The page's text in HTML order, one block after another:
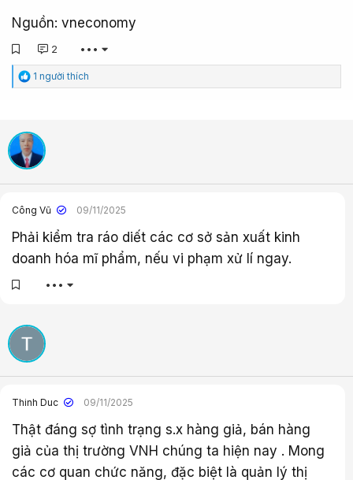
Nguồn: vneconomy
2 •••
C
ả
c
:
1 người thích
Công Vũ 09/11/2025
Phải kiểm tra ráo diết các cơ sở sản xuất kinh
doanh hóa mĩ phẩm, nếu vi phạm xử lí ngay.
•••
Thinh Duc 09/11/2025
Thật đáng sợ tình trạng s.x hàng giả, bán hàng
giả của thị trường VNH chúng ta hiện nay . Mong
các cơ quan chức năng, đặc biệt là quản lý thị